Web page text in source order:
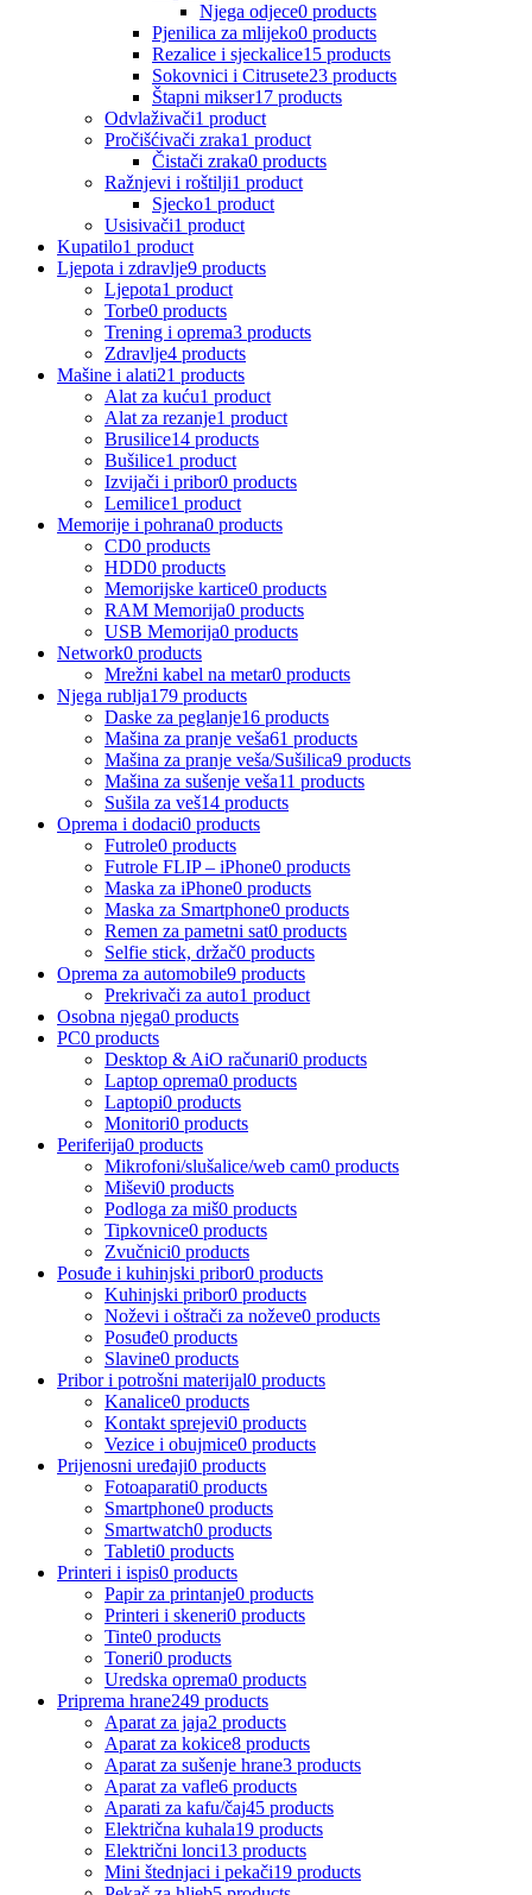
Njega odjece0 products
Pjenilica za mlijeko0 products
Rezalice i sjeckalice15 products
Sokovnici i Citrusete23 products
Štapni mikser17 products
Odvlaživači1 product
Pročišćivači zraka1 product
Čistači zraka0 products
Ražnjevi i roštilji1 product
Sjecko1 product
Usisivači1 product
Kupatilo1 product
Ljepota i zdravlje9 products
Ljepota1 product
Torbe0 products
Trening i oprema3 products
Zdravlje4 products
Mašine i alati21 products
Alat za kuću1 product
Alat za rezanje1 product
Brusilice14 products
Bušilice1 product
Izvijači i pribor0 products
Lemilice1 product
Memorije i pohrana0 products
CD0 products
HDD0 products
Memorijske kartice0 products
RAM Memorija0 products
USB Memorija0 products
Network0 products
Mrežni kabel na metar0 products
Njega rublja179 products
Daske za peglanje16 products
Mašina za pranje veša61 products
Mašina za pranje veša/Sušilica9 products
Mašina za sušenje veša11 products
Sušila za veš14 products
Oprema i dodaci0 products
Futrole0 products
Futrole FLIP – iPhone0 products
Maska za iPhone0 products
Maska za Smartphone0 products
Remen za pametni sat0 products
Selfie stick, držač0 products
Oprema za automobile9 products
Prekrivači za auto1 product
Osobna njega0 products
PC0 products
Desktop & AiO računari0 products
Laptop oprema0 products
Laptopi0 products
Monitori0 products
Periferija0 products
Mikrofoni/slušalice/web cam0 products
Miševi0 products
Podloga za miš0 products
Tipkovnice0 products
Zvučnici0 products
Posuđe i kuhinjski pribor0 products
Kuhinjski pribor0 products
Noževi i oštrači za noževe0 products
Posuđe0 products
Slavine0 products
Pribor i potrošni materijal0 products
Kanalice0 products
Kontakt sprejevi0 products
Vezice i obujmice0 products
Prijenosni uređaji0 products
Fotoaparati0 products
Smartphone0 products
Smartwatch0 products
Tableti0 products
Printeri i ispis0 products
Papir za printanje0 products
Printeri i skeneri0 products
Tinte0 products
Toneri0 products
Uredska oprema0 products
Priprema hrane249 products
Aparat za jaja2 products
Aparat za kokice8 products
Aparat za sušenje hrane3 products
Aparat za vafle6 products
Aparati za kafu/čaj45 products
Električna kuhala19 products
Električni lonci13 products
Mini štednjaci i pekači19 products